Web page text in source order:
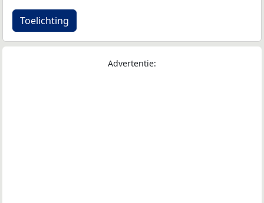
Toelichting
Advertentie: